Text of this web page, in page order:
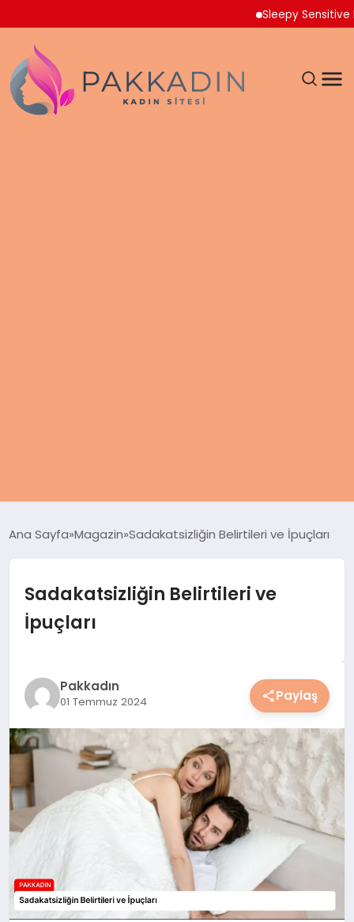
Sleepy Sensitive
KADIN
SAĞLIK
SPOR & FITNESS
YAŞAM
YEMEK
KIMDIR?
Ana Sayfa Magazin Sadakatsizliğin Belirtileri ve İpuçları
Sadakatsizliğin Belirtileri ve
İpuçları
Pakkadın
01 Temmuz 2024 Paylaş